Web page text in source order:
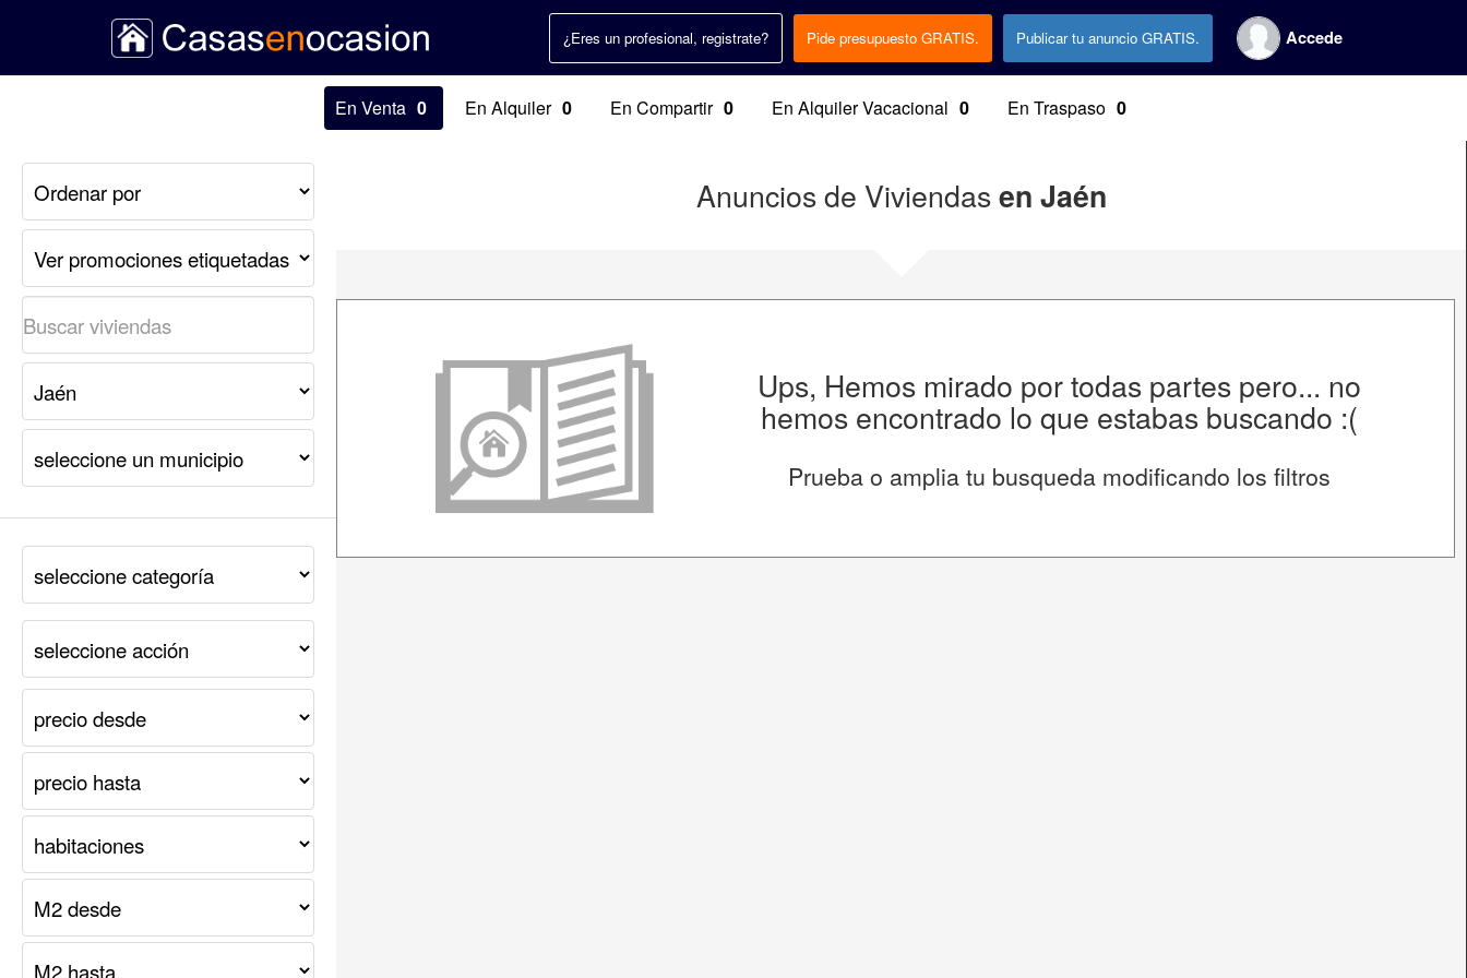
¿Eres un profesional, registrate? Pide presupuesto GRATIS. Publicar tu anuncio GRATIS. Accede
En Venta 0 En Alquiler 0 En Compartir 0 En Alquiler Vacacional 0 En Traspaso 0
Anuncios de Viviendasen Jaén
Ups, Hemos mirado por todas partes pero... no
hemos encontrado lo que estabas buscando :(
Prueba o amplia tu busqueda modificando los filtros